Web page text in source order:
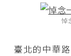
悼
臺北的中華